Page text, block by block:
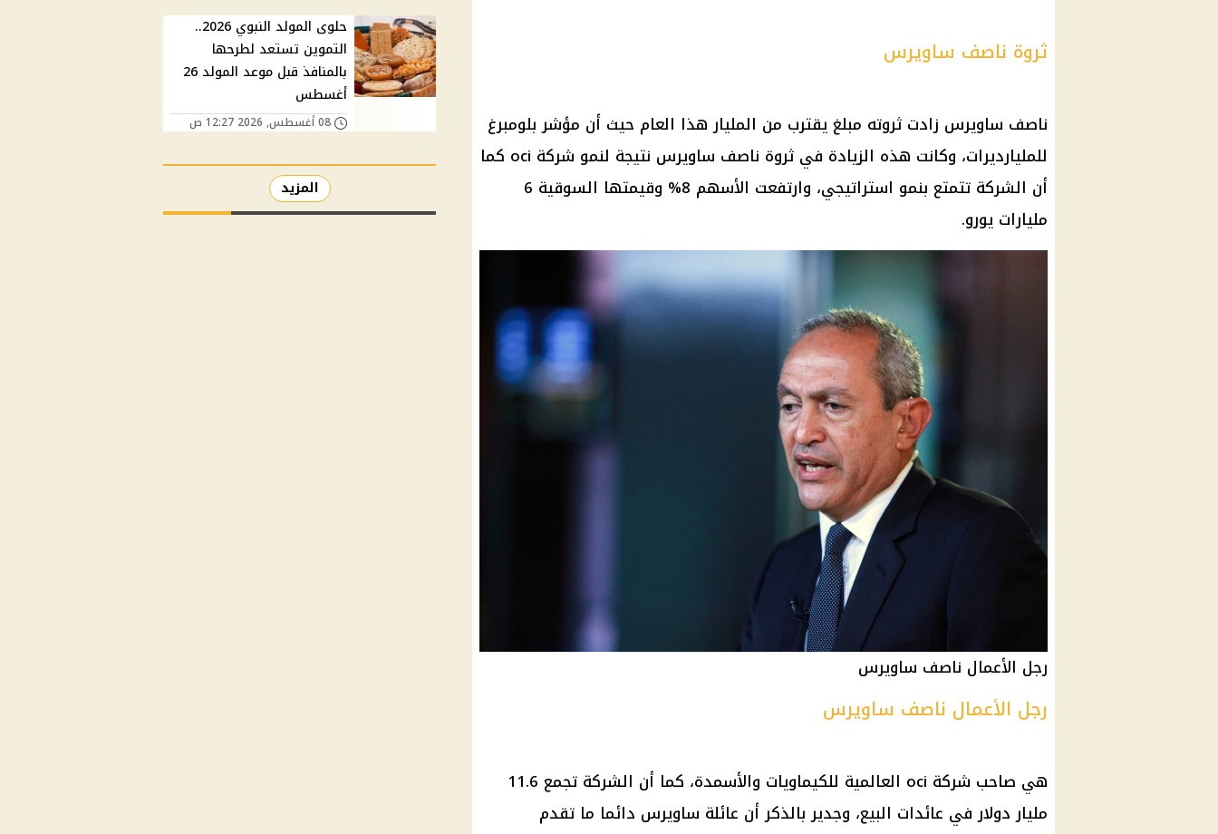
ثروة ناصف ساويرس
ناصف ساويرس زادت ثروته مبلغ يقترب من المليار هذا العام حيث أن مؤشر بلومبرغ
للمليارديرات، وكانت هذه الزيادة في ثروة ناصف ساويرس نتيجة لنمو شركة
oci كما
أن الشركة
تتمتع بنمو استراتيجي، وارتفعت الأسهم 8% وقيمتها السوقية 6
مليارات يورو.
رجل الأعمال ناصف ساويرس
رجل الأعمال ناصف ساويرس
هي صاحب شركة الشركة
تجمع 11.6
ملياردولارفي عائدات البيع، وجدير بالذكر أن عائلة ساويرس دائما ما تقدم
حلوى المولد النبوي 2026..
التموين تستعد لطرحها
بالمنافذ قبل موعد المولد 26
أغسطس
08 أغسطس, 2026 12:27 ص
المزيد